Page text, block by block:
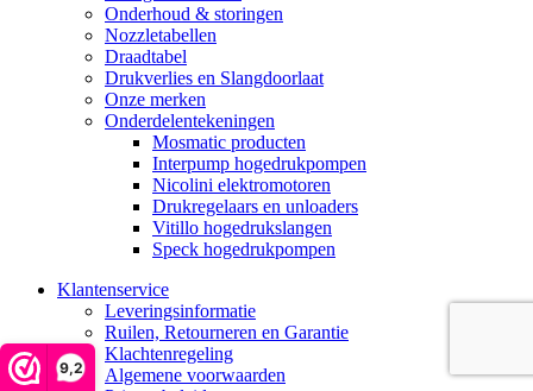
9,2
Onderhoud & storingen
Nozzletabellen
Draadtabel
Drukverlies en Slangdoorlaat
Onze merken
Onderdelentekeningen
Mosmatic producten
Interpump hogedrukpompen
Nicolini elektromotoren
Drukregelaars en unloaders
Vitillo hogedrukslangen
Speck hogedrukpompen
Klantenservice
Leveringsinformatie
Ruilen, Retourneren en Garantie
Klachtenregeling
Algemene voorwaarden